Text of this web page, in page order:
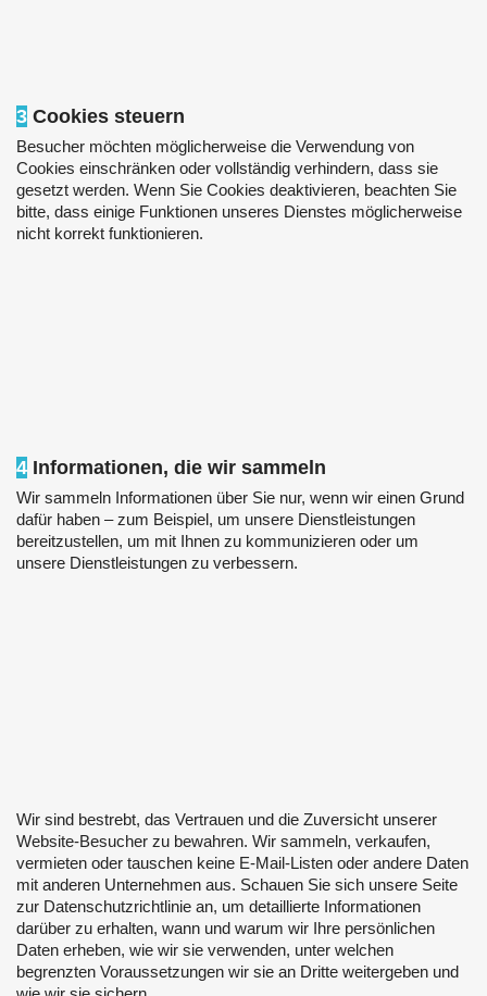
3 Cookies steuern
Besucher möchten möglicherweise die Verwendung von
Cookies einschränken oder vollständig verhindern, dass sie
gesetzt werden. Wenn Sie Cookies deaktivieren, beachten Sie
bitte, dass einige Funktionen unseres Dienstes möglicherweise
nicht korrekt funktionieren.
4 Informationen, die wir sammeln
Wir sammeln Informationen über Sie nur, wenn wir einen Grund
dafür haben – zum Beispiel, um unsere Dienstleistungen
bereitzustellen, um mit Ihnen zu kommunizieren oder um
unsere Dienstleistungen zu verbessern.
Wir sind bestrebt, das Vertrauen und die Zuversicht unserer
Website-Besucher zu bewahren. Wir sammeln, verkaufen,
vermieten oder tauschen keine E-Mail-Listen oder andere Daten
mit anderen Unternehmen aus. Schauen Sie sich unsere Seite
zur Datenschutzrichtlinie an, um detaillierte Informationen
darüber zu erhalten, wann und warum wir Ihre persönlichen
Daten erheben, wie wir sie verwenden, unter welchen
begrenzten Voraussetzungen wir sie an Dritte weitergeben und